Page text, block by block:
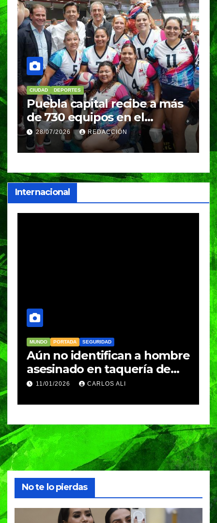
CIUDAD DEPORTES
Puebla capital recibe a más
de 730 equipos en el
Festival Máster de Voleibol
28/07/2026 REDACCIÓN
Internacional
MUNDO PORTADA SEGURIDAD
Aún no identifican a hombre
asesinado en taquería de
Amozoc
11/01/2026 CARLOS ALI
No te lo pierdas